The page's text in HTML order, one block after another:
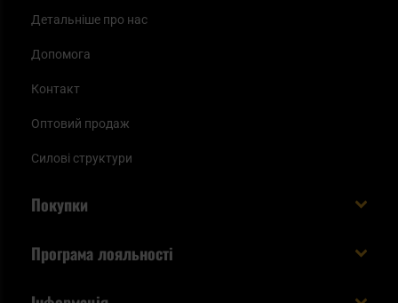
Детальніше про нас
Допомога
Контакт
Оптовий продаж
Силові структури
Покупки
Програма лояльності